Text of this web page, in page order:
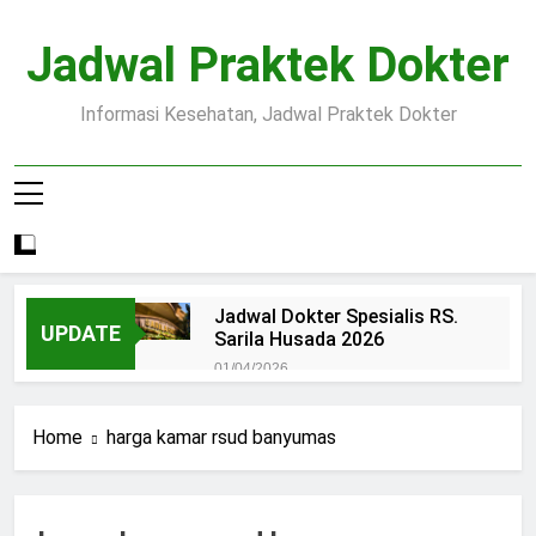
content
Jadwal Praktek Dokter
Informasi Kesehatan, Jadwal Praktek Dokter
UPDATE
Jadwal Dokter Spesialis RS.
Sarila Husada 2026
01/04/2026
15/07/2025
Pendaftaran Pasien BPJS
Home harga kamar rsud banyumas